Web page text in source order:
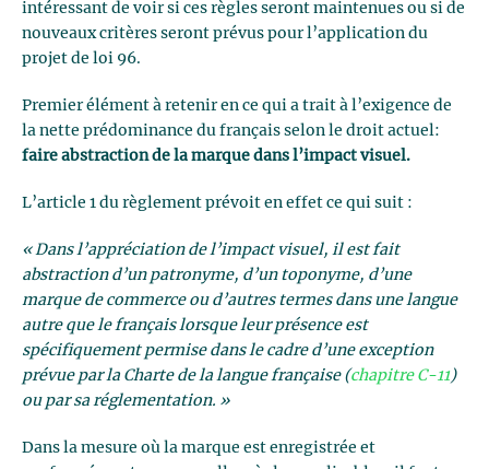
intéressant de voir si ces règles seront maintenues ou si de
nouveaux critères seront prévus pour l’application du
projet de loi 96.
Premier élément à retenir en ce qui a trait à l’exigence de
la nette prédominance du français selon le droit actuel:
faire abstraction de la marque dans l’impact visuel.
L’article 1 du règlement prévoit en effet ce qui suit :
« Dans l’appréciation de l’impact visuel, il est fait
abstraction d’un patronyme, d’un toponyme, d’une
marque de commerce ou d’autres termes dans une langue
autre que le français lorsque leur présence est
spécifiquement permise dans le cadre d’une exception
prévue par la Charte de la langue française (chapitre C-11)
ou par sa réglementation. »
Dans la mesure où la marque est enregistrée et